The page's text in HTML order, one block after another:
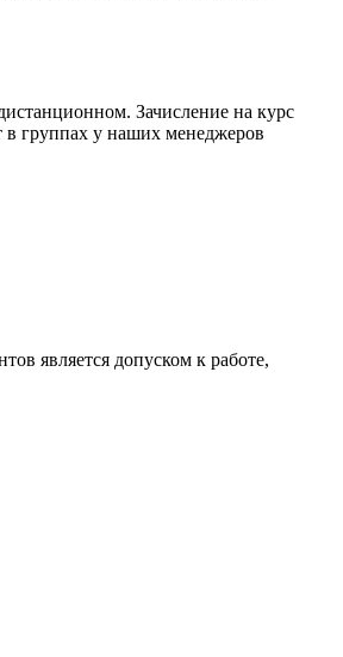
Зачисление на курс
в группах у наших менеджеров
является допуском к работе,